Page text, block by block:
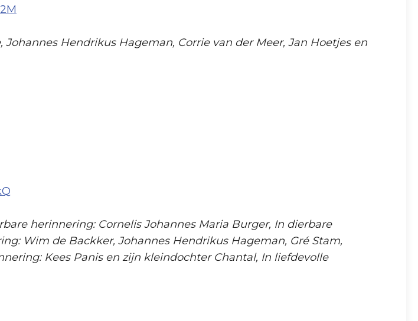
Hendrikus Hageman, Corrie van der Meer, Jan Hoetjes en
herinnering: Cornelis Johannes Maria Burger, In dierbare
Wim de Backker, Johannes Hendrikus Hageman, Gré Stam,
Kees Panis en zijn kleindochter Chantal, In liefdevolle